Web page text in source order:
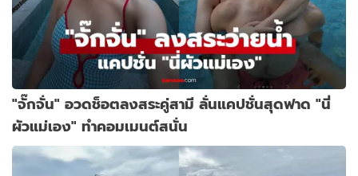
"จั๊กจั่น" อวดช็อตลงสระคู่สามี ลั่นแคปชั่นสุดฟาด "นี่
ผัวแม่เอง" ทำคอมเมนต์สนั่น